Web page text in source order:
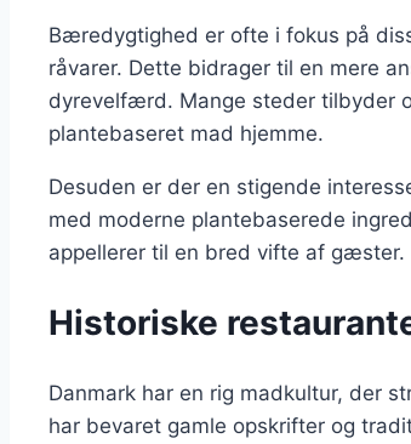
Bæredygtighed er ofte i fokus på
råvarer. Dette bidrager til en mere
dyrevelfærd. Mange steder tilbyder
plantebaseret mad hjemme.
Desuden er der en stigende
med moderne plantebaserede
appellerer til en bred vifte af gæster.
Historiske
Danmark har en rig madkultur, der
har bevaret gamle opskrifter og